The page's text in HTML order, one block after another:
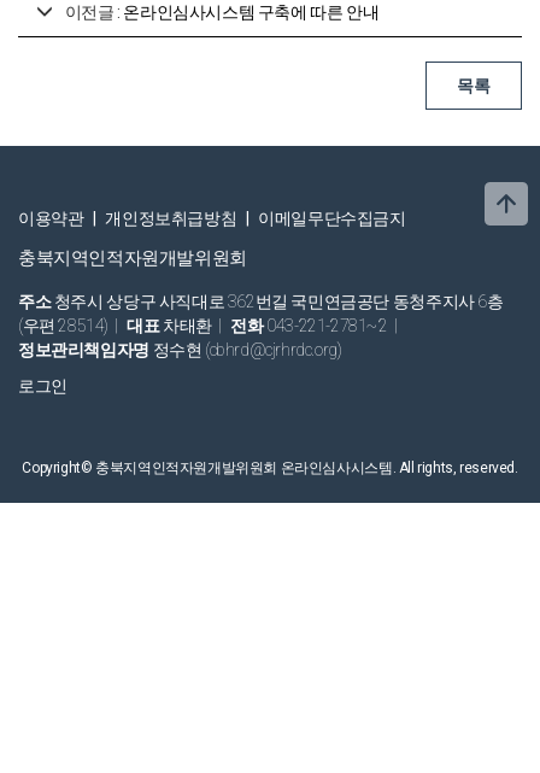
이전글 : 온라인심사시스템 구축에 따른 안내
이용약관 | 개인정보취급방침 | 이메일무단수집금지
충북지역인적자원개발위원회
주소청주시 상당구 사직대로 362번길 국민연금공단 동청주지사 6층
(우편 28514) | 대표 차태환 | 전화043-221-2781~2 |
정보관리책임자명 정수현 (cbhrd@cjrhrdc.org)
로그인
Copyright© 충북지역인적자원개발위원회 온라인심사시스템. All rights, reserved.